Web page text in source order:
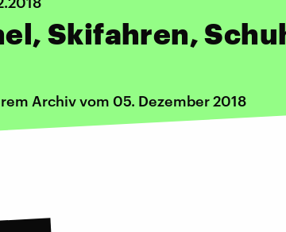
Skifahren,
Archiv vom 05. Dezember 2018